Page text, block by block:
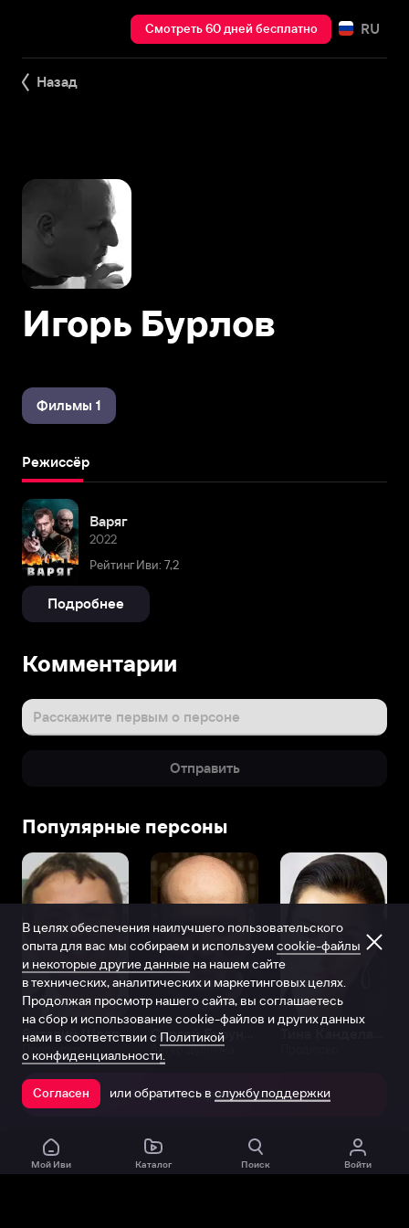
Смотреть 60 дней бесплатно RU
Назад
Игорь Бурлов
Фильмы 1
Режиссёр
Варяг
2022
Рейтинг Иви: 7,2
Подробнее
Комментарии
Расскажите первым о персоне
Отправить
Популярные персоны
Виталий Шляппо
Продюсер Актёр дубляжа
Открыть в приложении
Мой Иви Каталог Поиск Войти
В целях обеспечения наилучшего пользовательского
опыта для вас мы собираем и используем cookie-файлы
и некоторые другие данные на нашем сайте
в технических, аналитических и маркетинговых целях.
Продолжая просмотр нашего сайта, вы соглашаетесь
на сбор и использование cookie-файлов и других данных
нами в соответствии с Политикой
о конфиденциальности.
Согласен или обратитесь в службу поддержки